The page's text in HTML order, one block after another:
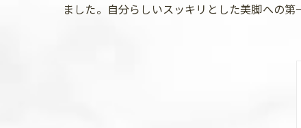
ました。自分らしいスッキリとした美脚への